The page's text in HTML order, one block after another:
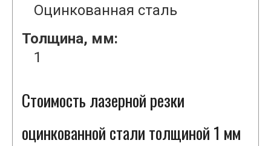
Оцинкованная сталь
Толщина, мм:
1
Стоимость лазерной резки
оцинкованной стали толщиной 1 мм